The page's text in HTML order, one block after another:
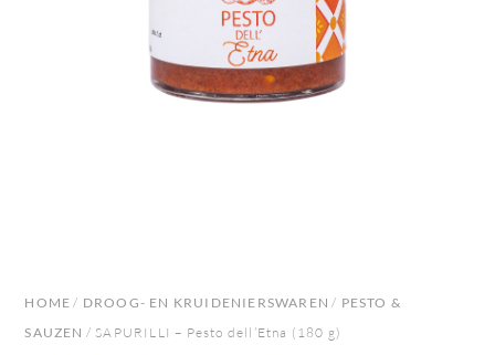
HOME / DROOG- EN KRUIDENIERSWAREN / PESTO &
SAUZEN / SAPURILLI – Pesto dell’Etna (180 g)